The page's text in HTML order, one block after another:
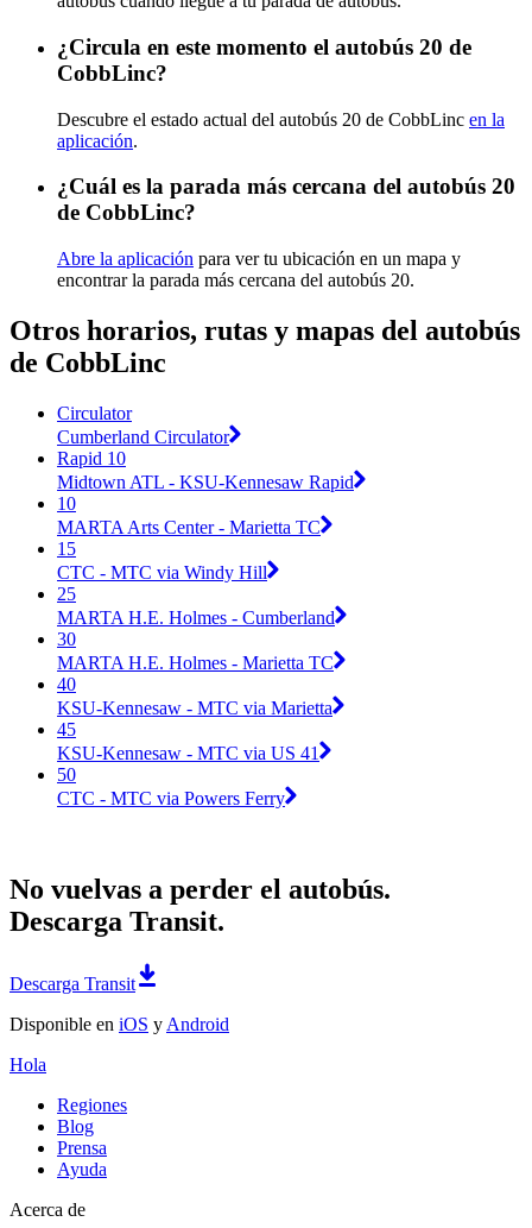
¿Circula en este momento el autobús 20 de
CobbLinc?
Descubre el estado actual del autobús 20 de CobbLinc en la
aplicación.
¿Cuál es la parada más cercana del autobús 20
de CobbLinc?
Abre la aplicación para ver tu ubicación en un mapa y
encontrar la parada más cercana del autobús 20.
Otros horarios, rutas y mapas del autobús
de CobbLinc
Circulator
Cumberland Circulator
Rapid 10
Midtown ATL - KSU-Kennesaw Rapid
10
MARTA Arts Center - Marietta TC
15
CTC - MTC via Windy Hill
25
MARTA H.E. Holmes - Cumberland
30
MARTA H.E. Holmes - Marietta TC
40
KSU-Kennesaw - MTC via Marietta
45
KSU-Kennesaw - MTC via US 41
50
CTC - MTC via Powers Ferry
No vuelvas a perder el autobús.
Descarga Transit.
Descarga Transit
Disponible en iOS y Android
Hola
Regiones
Blog
Prensa
Ayuda
Acerca de